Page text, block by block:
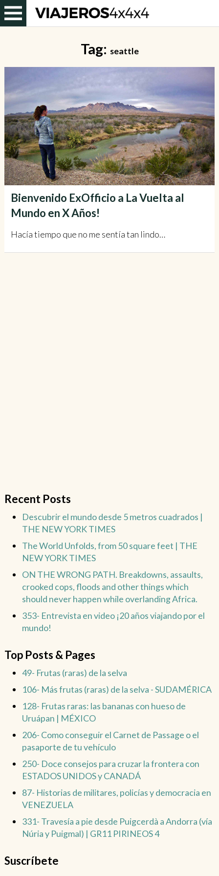
Tag: seattle
Bienvenido ExOfficio a La Vuelta al
Mundo en X Años!
Hacía tiempo que no me sentía tan lindo…
Recent Posts
Descubrir el mundo desde 5 metros cuadrados |
THE NEW YORK TIMES
The World Unfolds, from 50 square feet | THE
NEW YORK TIMES
ON THE WRONG PATH. Breakdowns, assaults,
crooked cops, floods and other things which
should never happen while overlanding Africa.
353- Entrevista en video ¡20 años viajando por el
mundo!
Top Posts & Pages
49- Frutas (raras) de la selva
106- Más frutas (raras) de la selva - SUDAMÉRICA
128- Frutas raras: las bananas con hueso de
Uruápan | MÉXICO
206- Como conseguir el Carnet de Passage o el
pasaporte de tu vehículo
250- Doce consejos para cruzar la frontera con
ESTADOS UNIDOS y CANADÁ
87- Historias de militares, policías y democracia en
VENEZUELA
331- Travesía a pie desde Puigcerdà a Andorra (vía
Núria y Puigmal) | GR11 PIRINEOS 4
Suscríbete